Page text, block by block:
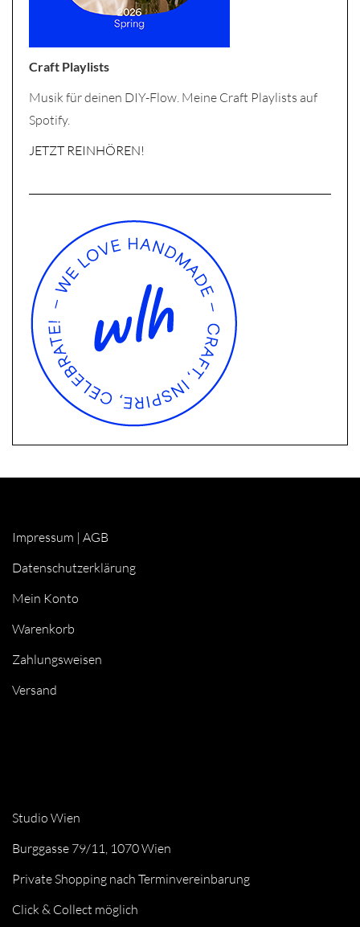
Craft Playlists
Musik für deinen DIY-Flow. Meine Craft Playlists auf
Spotify.
JETZT REINHÖREN!
Impressum | AGB
Datenschutzerklärung
Mein Konto
Warenkorb
Zahlungsweisen
Versand
Studio Wien
Burggasse 79/11, 1070 Wien
Private Shopping nach Terminvereinbarung
Click & Collect möglich